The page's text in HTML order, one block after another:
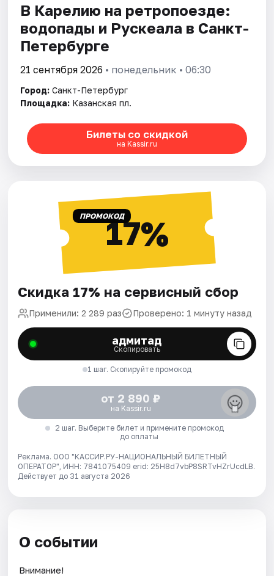
В Карелию на ретропоезде:
водопады и Рускеала в Санкт-
Петербурге
21 сентября 2026 • понедельник • 06:30
Город: Санкт-Петербург
Площадка: Казанская пл.
Билеты со скидкой
на Kassir.ru
ПРОМОКОД17%
Скидка 17% на сервисный сбор
Применили: 2 289 раз Проверено: 1 минуту назад
адмитад
Скопировать
1 шаг. Скопируйте промокод
от 2 890 ₽
на Kassir.ru
2 шаг. Выберите билет и примените промокод
до оплаты
Реклама. ООО "КАССИР.РУ-НАЦИОНАЛЬНЫЙ БИЛЕТНЫЙ
ОПЕРАТОР", ИНН: 7841075409 erid: 25H8d7vbP8SRTvHZrUcdLB.
Действует до 31 августа 2026
О событии
Внимание!